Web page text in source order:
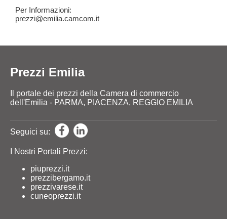
Per Informazioni:
prezzi@emilia.camcom.it
Prezzi Emilia
Il portale dei prezzi della Camera di commercio
dell'Emilia - PARMA, PIACENZA, REGGIO EMILIA
Seguici su:
I Nostri Portali Prezzi:
piuprezzi.it
prezzibergamo.it
prezzivarese.it
cuneoprezzi.it